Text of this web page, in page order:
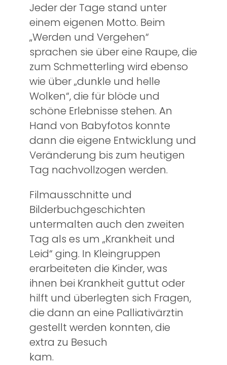
Jeder der Tage stand unter
einem eigenen Motto. Beim
„Werden und Vergehen“
sprachen sie über eine Raupe, die
zum Schmetterling wird ebenso
wie über „dunkle und helle
Wolken“, die für blöde und
schöne Erlebnisse stehen. An
Hand von Babyfotos konnte
dann die eigene Entwicklung und
Veränderung bis zum heutigen
Tag nachvollzogen werden.
Filmausschnitte und
Bilderbuchgeschichten
untermalten auch den zweiten
Tag als es um „Krankheit und
Leid“ ging. In Kleingruppen
erarbeiteten die Kinder, was
ihnen bei Krankheit guttut oder
hilft und überlegten sich Fragen,
die dann an eine Palliativärztin
gestellt werden konnten, die
extra zu Besuch
kam.